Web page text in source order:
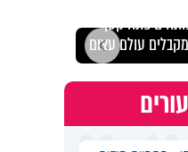
פתח קטן -
עולם עצום